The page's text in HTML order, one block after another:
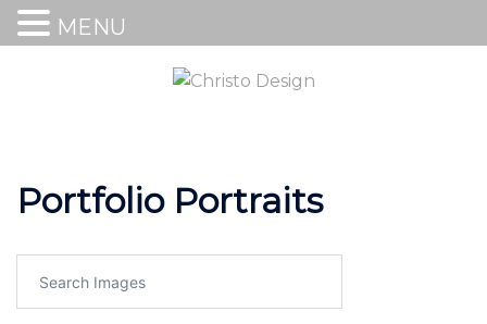
Portfolio Portraits
MENU